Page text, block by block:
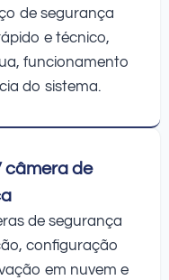
de segurança
e técnico,
funcionamento
do sistema.
câmera de
de segurança
configuração
em nuvem e